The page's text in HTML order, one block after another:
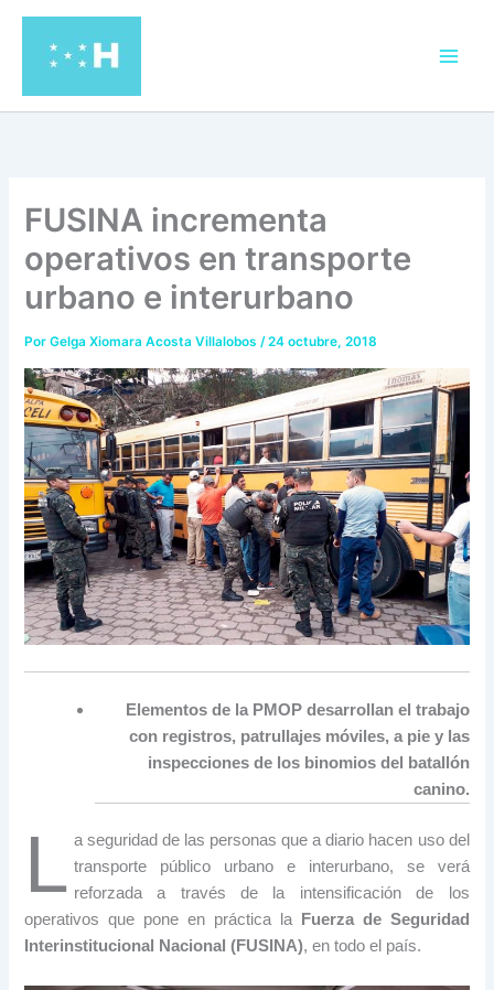
contenido
FUSINA incrementa
operativos en transporte
urbano e interurbano
PorGelga Xiomara Acosta Villalobos/24 octubre, 2018
Elementos de la PMOP desarrollan el trabajo
con registros, patrullajes móviles, a pie y las
inspecciones de los binomios del batallón
canino.
L a seguridad de las personas que a diario hacen uso del
transporte público urbano e interurbano, se verá
reforzada a través de la intensificación de los
operativos que pone en práctica la
Fuerza de Seguridad
Interinstitucional Nacional (FUSINA), en todo el país.